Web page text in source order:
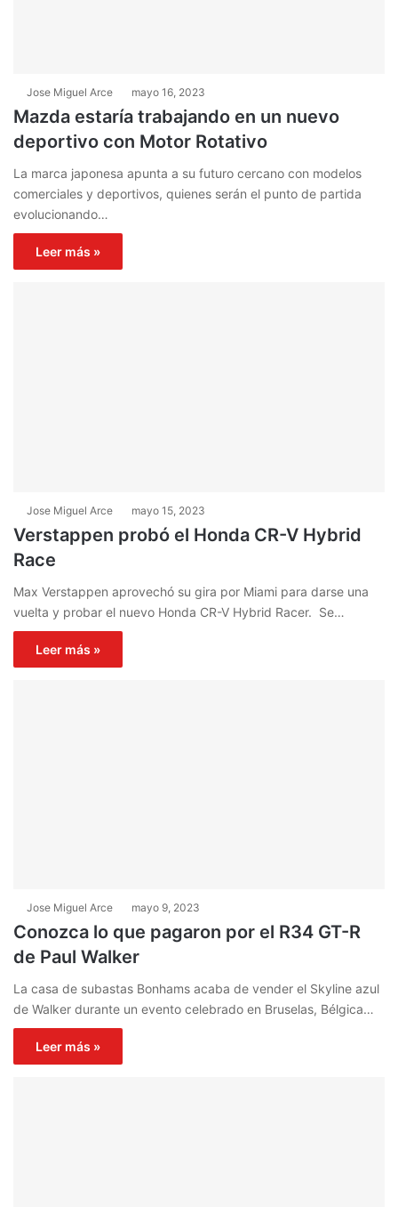
Jose Miguel Arce mayo 16, 2023
Mazda estaría trabajando en un nuevo
deportivo con Motor Rotativo
La marca japonesa apunta a su futuro cercano con modelos
comerciales y deportivos, quienes serán el punto de partida
evolucionando…
Leer más »
Jose Miguel Arce mayo 15, 2023
Verstappen probó el Honda CR-V Hybrid
Race
Max Verstappen aprovechó su gira por Miami para darse una
vuelta y probar el nuevo Honda CR-V Hybrid Racer. Se…
Leer más »
Jose Miguel Arce mayo 9, 2023
Conozca lo que pagaron por el R34 GT-R
de Paul Walker
La casa de subastas Bonhams acaba de vender el Skyline azul
de Walker durante un evento celebrado en Bruselas, Bélgica…
Leer más »